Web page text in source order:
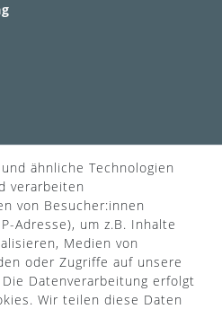
AGB
Zahlung & Versand
Datenschutz
Impressum
Rücksendung
Markenwelt
ähnliche Technologien
verarbeiten
von Besucher:innen
Adresse), um z.B. Inhalte
Medien von
oder Zugriffe auf unsere
Datenverarbeitung erfolgt
Wir teilen diese Daten